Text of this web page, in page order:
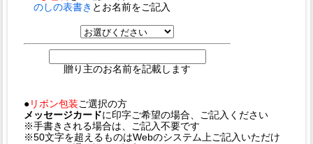
のしの表書き とお名前をご記入
贈り主のお名前を記載します
● リボン包装ご選択の方
メッセージカードに印字ご希望の場合、ご記入ください
※手書きされる場合は、ご記入不要です
※50文字を超えるものはWebのシステム上ご記入いただけ